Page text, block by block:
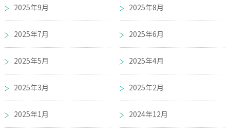
2025年9月 2025年8月
2025年7月 2025年6月
2025年5月 2025年4月
2025年3月 2025年2月
2025年1月 2024年12月